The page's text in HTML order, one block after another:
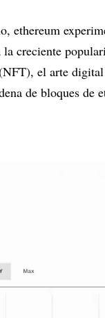
ethereum
creciente
el arte
de bloques de